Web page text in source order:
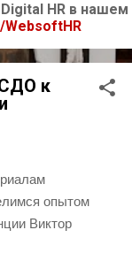
HR в нашем
к
опытом
Виктор